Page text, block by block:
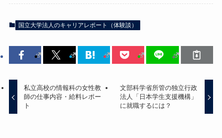
国立大学法人のキャリアレポート（体験談）
私立高校の情報科の女性教
師の仕事内容・給料レポー
ト
文部科学省所管の独立行政
法人「日本学生支援機構」
に就職するには？